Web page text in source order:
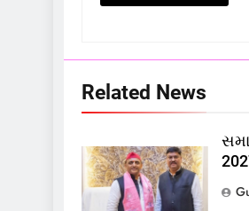
Related News
6
GUJARAT
7